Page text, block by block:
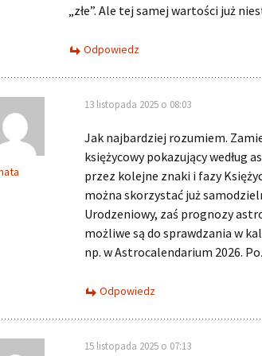
„złe”. Ale tej samej wartości już
Odpowiedz
13 listopada 2025 o 08:03
Jak najbardziej rozumiem.
księżycowy pokazujący według
przez kolejne znaki i fazy
można skorzystać już
Urodzeniowy, zaś prognozy
możliwe są do sprawdzania w
np. w Astrocalendarium 2026.
Odpowiedz
15 listopada 2025 o 07:13